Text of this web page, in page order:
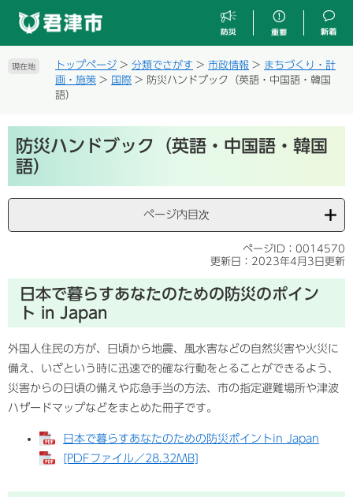
す
し
現在地 トップページ > 分類でさがす > 市政情報 > まちづくり・計
画・施策 > 国際 > 防災ハンドブック（英語・中国語・韓国
語）
文防災ハンドブック（英語・中国語・韓国
語）
ページ内目次
ページID：0014570
更新日：2023年4月3日更新
日本で暮らすあなたのための防災のポイン
ト in Japan
外国人住民の方が、日頃から地震、風水害などの自然災害や火災に
備え、いざという時に迅速で的確な行動をとることができるよう、
災害からの日頃の備えや応急手当の方法、市の指定避難場所や津波
ハザードマップなどをまとめた冊子です。
日本で暮らすあなたのための防災ポイントin Japan
[PDFファイル／28.32MB]